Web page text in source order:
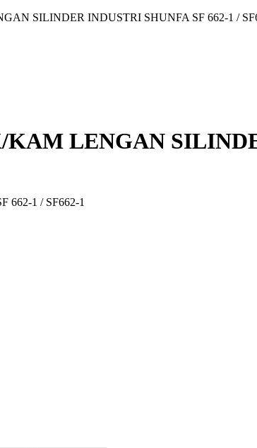
SILINDER INDUSTRI SHUNFA SF 662-1 /
LENGAN
662-1 / SF662-1